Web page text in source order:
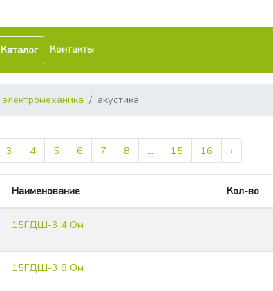
Каталог Контакты
электромеханика акустика
3 4 5 6 7 8 ... 15 16 ›
Наименование Кол-во
15ГДШ-3 4 Ом
15ГДШ-3 8 Ом